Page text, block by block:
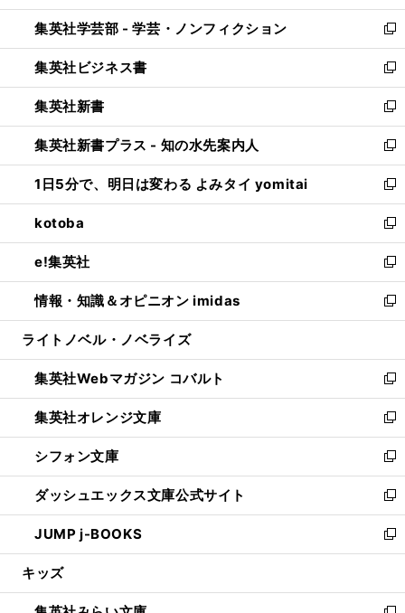
開
く
ウ
で
開
く
ン
ド
ウ
で
開
く
ウ
ィ
ン
ド
ウ
で
開
く
集英社学芸部 - 学芸・ノンフィクション
新
し
い
ウ
ィ
ン
ド
ウ
で
開
く
集英社ビジネス書
新
し
い
ウ
ィ
ン
ド
ウ
で
開
く
集英社新書
新
し
い
ウ
ィ
ン
ド
ウ
で
開
く
集英社新書プラス - 知の水先案内人
新
し
い
ウ
ィ
ン
ド
ウ
で
開
1日5分で、明日は変わる よみタイ yomitai
新
し
い
ウ
ィ
ン
ド
ウ
開
く
kotoba
新
し
い
ウ
ィ
ン
ウ
で
開
く
e!集英社
新
し
い
ウ
ン
ド
ウ
で
開
く
情報・知識＆オピニオン imidas
新
し
ウ
ィ
ン
ド
ウ
で
開
く
ライトノベル・ノベライズ
集英社Webマガジン コバルト
新
し
い
ウ
ィ
ン
ド
ウ
で
開
集英社オレンジ文庫
新
し
い
ウ
ィ
ン
ド
ウ
開
シフォン文庫
新
し
い
ウ
ィ
ン
ウ
ダッシュエックス文庫公式サイト
新
し
い
ウ
ン
JUMP j-BOOKS
新
し
ウ
キッズ